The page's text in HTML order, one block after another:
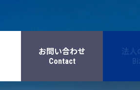
お問い合わせ
Contact
法人